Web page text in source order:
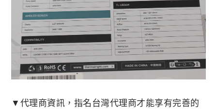
▼代理商資訊，指名台灣代理商才能享有完善的